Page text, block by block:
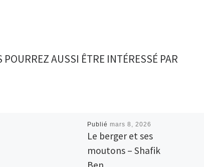
POURREZ AUSSI ÊTRE INTÉRESSÉ PAR
Publiémars 8, 2026
Le berger et ses
moutons – Shafik